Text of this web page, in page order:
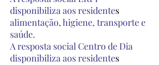
disponibiliza aos residentes
alimentação, higiene, transporte e
saúde.
A resposta social Centro de Dia
disponibiliza aos residentes